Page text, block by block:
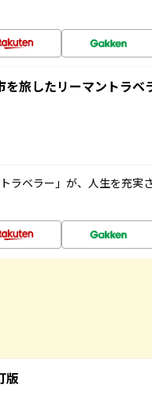
旅したリーマントラベ
ラベラー」が、人生を充実
版